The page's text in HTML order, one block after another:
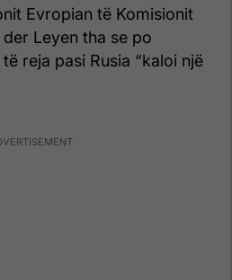
Evropian të Komisionit
Leyen tha se po
reja pasi Rusia “kaloi një